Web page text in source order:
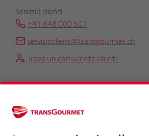
Servizio clienti
+41 848 000 501
servizioclienti@transgourmet.ch
Trova un consulente clienti
info@transgourmet.ch